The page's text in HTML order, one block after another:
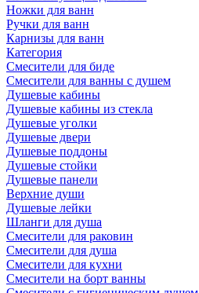
Ножки для ванн
Ручки для ванн
Карнизы для ванн
Категория
Смесители для биде
Смесители для ванны с душем
Душевые кабины
Душевые кабины из стекла
Душевые уголки
Душевые двери
Душевые поддоны
Душевые стойки
Душевые панели
Верхние души
Душевые лейки
Шланги для душа
Смесители для раковин
Смесители для душа
Смесители для кухни
Смесители на борт ванны